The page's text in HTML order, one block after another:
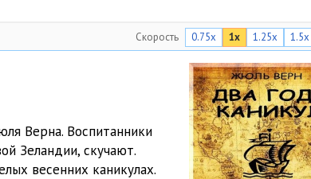
Скорость 0.75x 1x 1.25x 1.5x
Верна. Воспитанники
Зеландии, скучают.
весенних каникулах.